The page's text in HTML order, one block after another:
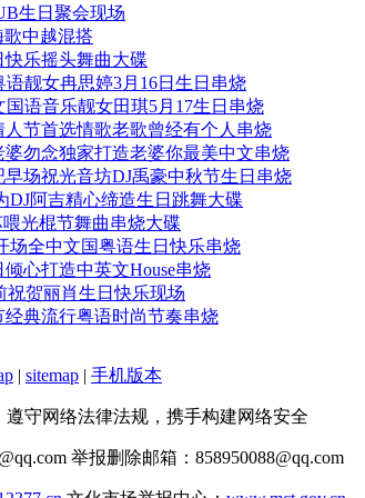
生日聚会现场
中越混搭
乐摇头舞曲大碟
靓女冉思婷3月16日生日串烧
国语音乐靓女田琪5月17生日串烧
人节首选情歌老歌曾经有个人串烧
勿念独家打造老婆你最美中文串烧
场祝光音坊DJ禹豪中秋节生日串烧
DJ阿吉精心缔造生日跳舞大碟
光棍节舞曲串烧大碟
场全中文国粤语生日快乐串烧
心打造中英文House串烧
祝贺丽肖生日快乐现场
经典流行粤语时尚节奏串烧
| sitemap | 手机版本
守网络法律法规，携手构建网络安全
举报删除邮箱：858950088@qq.com